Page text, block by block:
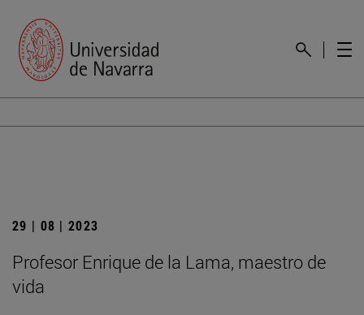
29 | 08 | 2023
Profesor Enrique de la Lama, maestro de
vida